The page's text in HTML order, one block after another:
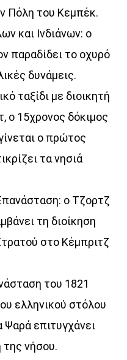
Πόλη του Κεμπέκ.
και Ινδιάνων: ο
παραδίδει το οχυρό
δυνάμεις.
ταξίδι με διοικητή
ο 15χρονος δόκιμος
ο πρώτος
τα νησιά
ο Τζορτζ
τη διοίκηση
στο Κέμπριτζ
του 1821
ελληνικού στόλου
επιτυγχάνει
νήσου.